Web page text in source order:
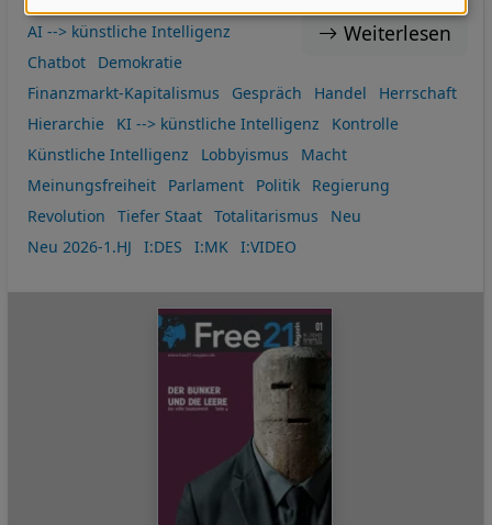
Weiterlesen
AI --> künstliche Intelligenz
Chatbot
Demokratie
Finanzmarkt-Kapitalismus
Gespräch Handel
Herrschaft
Hierarchie
KI --> künstliche Intelligenz
Kontrolle
Künstliche Intelligenz
Lobbyismus
Macht
Meinungsfreiheit
Parlament Politik
Regierung
Revolution
Tiefer Staat Totalitarismus
Neu
Neu 2026-1.HJ
I:DES I:MK I:VIDEO
Daten
und
Cookies